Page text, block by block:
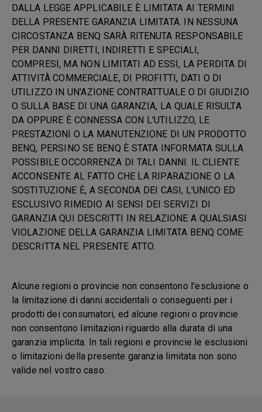
DALLA LEGGE APPLICABILE È LIMITATA AI TERMINI
DELLA PRESENTE GARANZIA LIMITATA. IN NESSUNA
CIRCOSTANZA BENQ SARÀ RITENUTA RESPONSABILE
PER DANNI DIRETTI, INDIRETTI E SPECIALI,
COMPRESI, MA NON LIMITATI AD ESSI, LA PERDITA DI
ATTIVITÀ COMMERCIALE, DI PROFITTI, DATI O DI
UTILIZZO IN UN'AZIONE CONTRATTUALE O DI GIUDIZIO
O SULLA BASE DI UNA GARANZIA, LA QUALE RISULTA
DA OPPURE È CONNESSA CON L'UTILIZZO, LE
PRESTAZIONI O LA MANUTENZIONE DI UN PRODOTTO
BENQ, PERSINO SE BENQ È STATA INFORMATA SULLA
POSSIBILE OCCORRENZA DI TALI DANNI. IL CLIENTE
ACCONSENTE AL FATTO CHE LA RIPARAZIONE O LA
SOSTITUZIONE È, A SECONDA DEI CASI, L'UNICO ED
ESCLUSIVO RIMEDIO AI SENSI DEI SERVIZI DI
GARANZIA QUI DESCRITTI IN RELAZIONE A QUALSIASI
VIOLAZIONE DELLA GARANZIA LIMITATA BENQ COME
DESCRITTA NEL PRESENTE ATTO.
Alcune regioni o provincie non consentono l'esclusione o
la limitazione di danni accidentali o conseguenti per i
prodotti dei consumatori, ed alcune regioni o provincie
non consentono limitazioni riguardo alla durata di una
garanzia implicita. In tali regioni e provincie le esclusioni
o limitazioni della presente garanzia limitata non sono
valide nel vostro caso.